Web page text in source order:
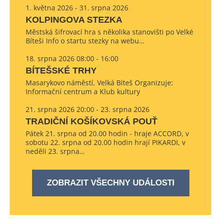
1. května 2026 - 31. srpna 2026
KOLPINGOVA STEZKA
Městská šifrovací hra s několika stanovišti po Velké
Bíteši Info o startu stezky na webu…
18. srpna 2026 08:00 - 16:00
BÍTEŠSKÉ TRHY
Masarykovo náměstí, Velká Bíteš Organizuje:
Informační centrum a Klub kultury
21. srpna 2026 20:00 - 23. srpna 2026
TRADIČNÍ KOŠÍKOVSKÁ POUŤ
Pátek 21. srpna od 20.00 hodin - hraje ACCORD, v
sobotu 22. srpna od 20.00 hodin hrají PIKARDI, v
neděli 23. srpna…
ZOBRAZIT VŠECHNY UDÁLOSTI